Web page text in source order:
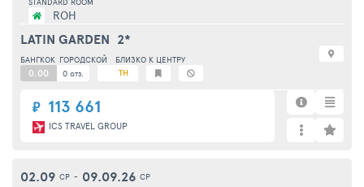
₽ 113 661
ICS TRAVEL GROUP
ROH
LATIN GARDEN 2*
БАНГКОК ГОРОДСКОЙ БЛИЗКО К ЦЕНТРУ
0.00 0 отз. TH
02.09 СР - 09.09.26 СР